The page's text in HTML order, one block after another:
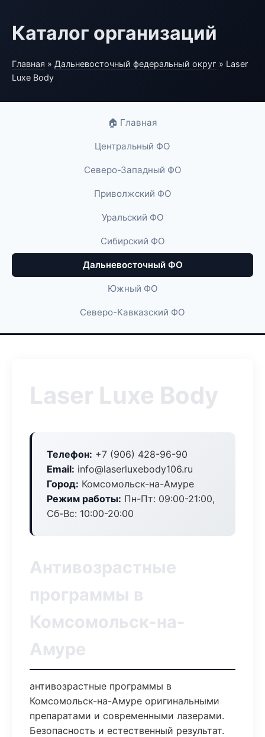
Каталог организаций
Главная » Дальневосточный федеральный округ » Laser
Luxe Body
🏠 Главная
Центральный ФО
Северо-Западный ФО
Приволжский ФО
Уральский ФО
Сибирский ФО
Дальневосточный ФО
Южный ФО
Северо-Кавказский ФО
Laser Luxe Body
Телефон: +7 (906) 428-96-90
Email: info@laserluxebody106.ru
Город: Комсомольск-на-Амуре
Режим работы: Пн-Пт: 09:00-21:00,
Сб-Вс: 10:00-20:00
Антивозрастные
программы в
Комсомольск-на-
Амуре
антивозрастные программы в
Комсомольск-на-Амуре оригинальными
препаратами и современными лазерами.
Безопасность и естественный результат.